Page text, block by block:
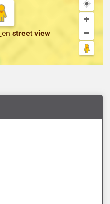
en street view